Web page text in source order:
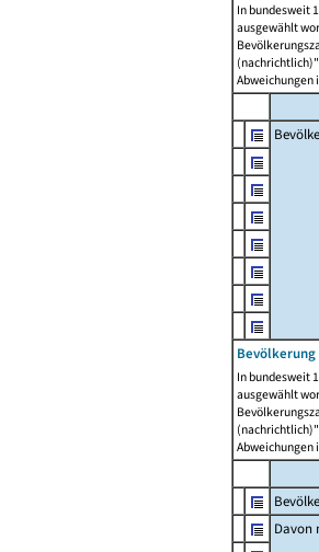
In bundesweit
ausgewählt
Abweichungen
In bundesweit
ausgewählt
Abweichungen
Davon